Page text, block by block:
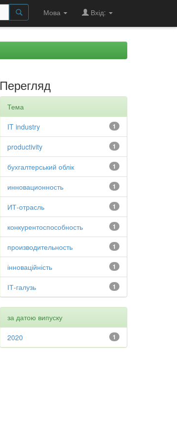
Мова Вхід:
Перегляд
Тема
1
IT industry
1
productivity
1
бухгалтерський облік
1
инновационность
1
ИТ-отрасль
1
конкурентоспособность
1
производительность
1
інноваційність
1
ІТ-галузь
за датою випуску
1
2020